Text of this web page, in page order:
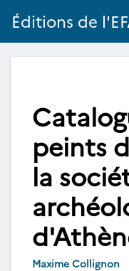
Éditions de
peints
la
Maxime Collignon